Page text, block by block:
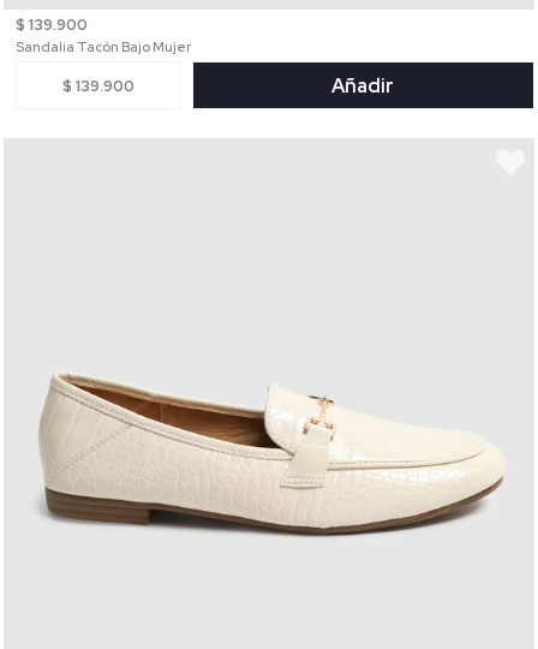
$ 139.900
Sandalia Tacón Bajo Mujer
$ 139.900 Añadir